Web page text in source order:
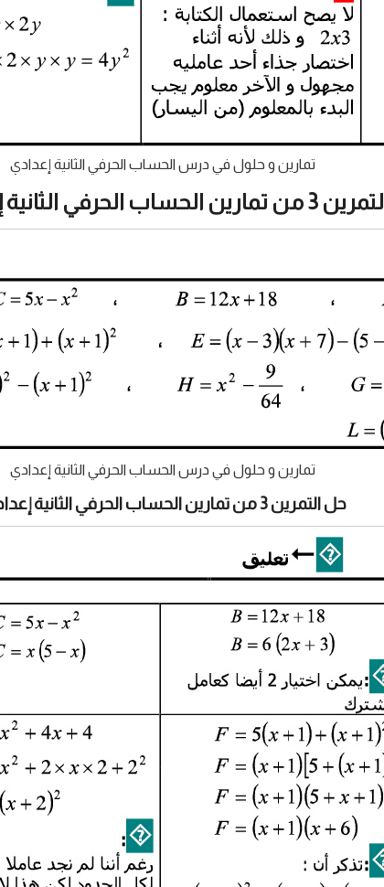
تمارين و حلول في درس الحساب الحرفي الثانية إعدادي
التمرين 3 من تمارين الحساب الحرفي الثانية إعدادي:
تمارين و حلول في درس الحساب الحرفي الثانية إعدادي
حل التمرين 3 من تمارين الحساب الحرفي الثانية إعدادي: